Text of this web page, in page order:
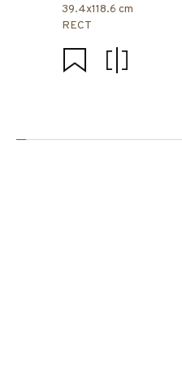
39.4x118.6 cm
RECT